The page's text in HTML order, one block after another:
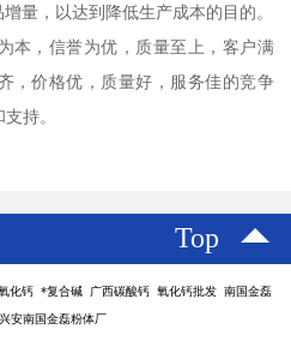
量，以达到降低生产成本的目的。
本，信誉为优，质量至上，客户满
，价格优，质量好，服务佳的竞争
持。
Top
化钙 *复合碱 广西碳酸钙 氧化钙批发 南国金磊
安南国金磊粉体厂